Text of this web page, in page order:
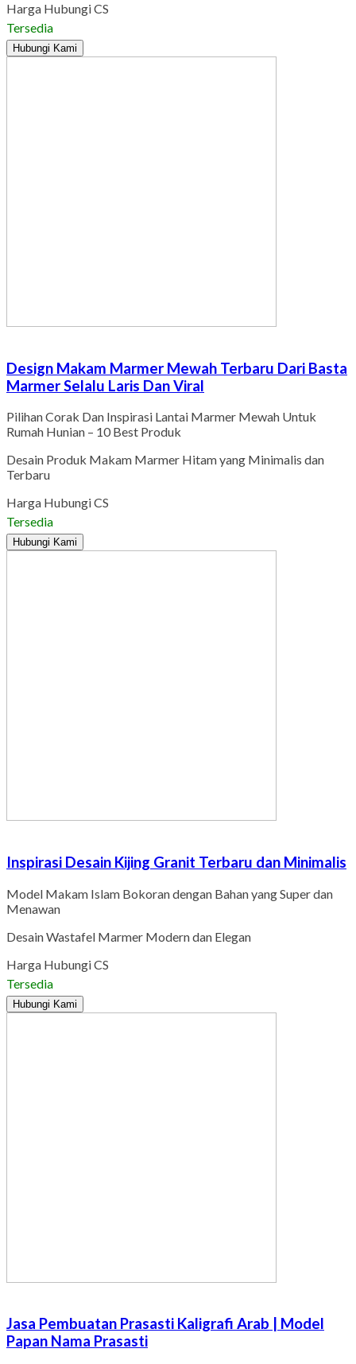
Harga Hubungi CS
Tersedia
Hubungi Kami
Design Makam Marmer Mewah Terbaru Dari Basta
Marmer Selalu Laris Dan Viral
Pilihan Corak Dan Inspirasi Lantai Marmer Mewah Untuk
Rumah Hunian – 10 Best Produk
Desain Produk Makam Marmer Hitam yang Minimalis dan
Terbaru
Harga Hubungi CS
Tersedia
Hubungi Kami
Inspirasi Desain Kijing Granit Terbaru dan Minimalis
Model Makam Islam Bokoran dengan Bahan yang Super dan
Menawan
Desain Wastafel Marmer Modern dan Elegan
Harga Hubungi CS
Tersedia
Hubungi Kami
Jasa Pembuatan Prasasti Kaligrafi Arab | Model
Papan Nama Prasasti